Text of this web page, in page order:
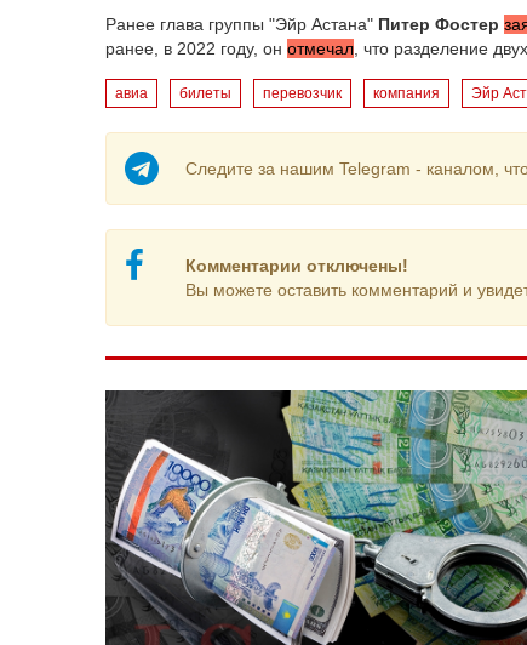
Ранее глава группы "Эйр Астана" Питер Фостер
ранее, в 2022 году, он отмечал , что разделение
авиа билеты перевозчик компания Эйр
Следите за нашим Telegram - каналом,
Комментарии отключены!
Вы можете оставить комментарий и